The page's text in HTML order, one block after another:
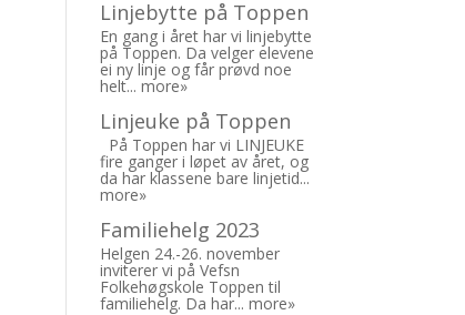
Linjebytte på Toppen
En gang i året har vi linjebytte
på Toppen. Da velger elevene
ei ny linje og får prøvd noe
helt...more»
Linjeuke på Toppen
På Toppen har vi LINJEUKE
fire ganger i løpet av året, og
da har klassene bare linjetid...
more»
Familiehelg 2023
Helgen 24.-26. november
inviterer vi på Vefsn
Folkehøgskole Toppen til
familiehelg. Da har...more»